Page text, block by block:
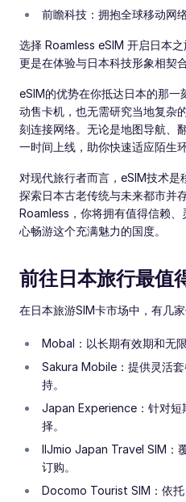
前瞻科技：拥抱全球移动网
选择 Roamless eSIM 开启日本
更是在体验与日本科技形象相契
eSIM的优势在你抵达日本的那一
动售卡机，也无需研究当地复杂
刻连接网络。无论是地图导航、
一时间上线，助你快速适应陌生环
对现代旅行者而言，eSIM技术
探索日本古老传统与未来都市并
Roamless，你将拥有值得信赖
心畅游这个充满魅力的国度。
前往日本旅行最值
在日本旅游SIM卡市场中，有几
Mobal：以长期有效期和无
Sakura Mobile：提供灵活
持。
Japan Experience：针对短
择。
IIJmio Japan Travel SIM：
订购。
Docomo Tourist SIM：依